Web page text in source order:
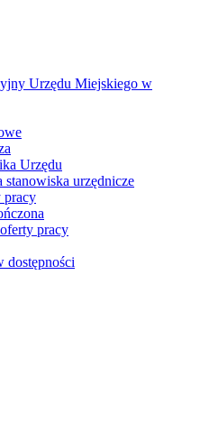
Urzędu Miejskiego w
Urzędu
urzędnicze
pracy
pracy
dostępności